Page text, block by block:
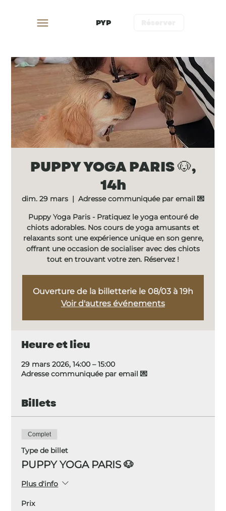
PYP
PUPPY YOGA PARIS 🐶,
14h
dim. 29 mars
  |
Adresse communiquée par email 💌
Puppy Yoga Paris - Pratiquez le yoga entouré de
chiots adorables. Nos cours de yoga amusants et
relaxants sont une expérience unique en son genre,
offrant une occasion de socialiser avec des chiots
tout en trouvant votre zen. Réservez !
Ouverture de la billetterie le 08/03 à 19h
Voir d'autres événements
Heure et lieu
29 mars 2026, 14:00 – 15:00
Adresse communiquée par email 💌
Billets
Complet
Type de billet
PUPPY YOGA PARIS 🐶
Plus d'info
Prix